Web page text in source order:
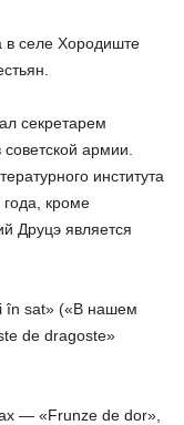
в селе Хородиште
секретарем
армии.
института
кроме
Друцэ является
în sat» («В нашем
de dragoste»
— «Frunze de dor»,